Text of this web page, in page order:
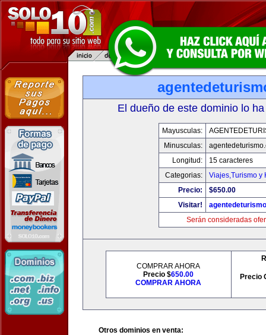
El dueño de este dominio lo
Mayusculas:
Minusculas:
Longitud:
15 caracteres
Categorias:
Viajes,Turismo y
Precio:
$650.00
Visitar!
Serán consideradas
COMPRAR AHORA
Precio $650.00
COMPRAR AHORA
Precio
Otros dominios en venta: